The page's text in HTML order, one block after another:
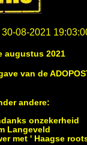
08-2021
augustus 2021
van de
andere:
onzekerheid
Langeveld
met ' Haagse